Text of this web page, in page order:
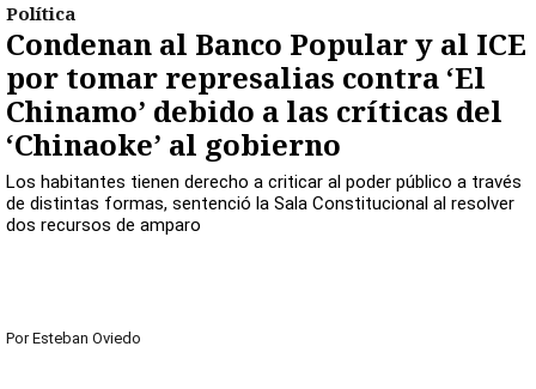
Política
Condenan al Banco Popular y al ICE
por tomar represalias contra ‘El
Chinamo’ debido a las críticas del
‘Chinaoke’ al gobierno
Los habitantes tienen derecho a criticar al poder público a través
de distintas formas, sentenció la Sala Constitucional al resolver
dos recursos de amparo
Por Esteban Oviedo